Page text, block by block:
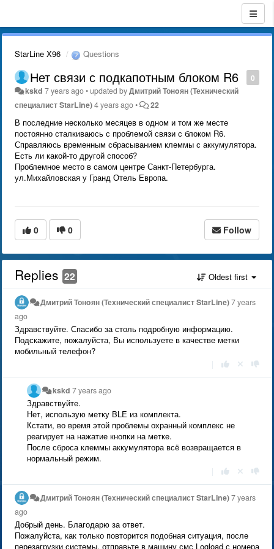
StarLine X96 Questions
0
Нет связи с подкапотным блоком R6
kskd 7 years ago•updated byДмитрий Тонoян (Технический
специалист StarLine)4 years ago• 22
В последние несколько месяцев в одном и том же месте
постоянно сталкиваюсь с проблемой связи с блоком R6.
Справляюсь временным сбрасыванием клеммы с аккумулятора.
Есть ли какой-то другой способ?
Проблемное место в самом центре Санкт-Петербурга.
ул.Михайловская у Гранд Отель Европа.
0 0 Follow
Replies 22 Oldest first
Дмитрий Тонoян (Технический специалист StarLine)7 years
ago
Здравствуйте. Спасибо за столь подробную информацию.
Подскажите, пожалуйста, Вы используете в качестве метки
мобильный телефон?
kskd 7 years ago
Здравствуйте.
Нет, использую метку BLE из комплекта.
Кстати, во время этой проблемы охранный комплекс не
реагирует на нажатие кнопки на метке.
После сброса клеммы аккумулятора всё возвращается в
нормальный режим.
Дмитрий Тонoян (Технический специалист StarLine)7 years
ago
Добрый день. Благодарю за ответ.
Пожалуйста, как только повторится подобная ситуация, после
перезагрузки системы, отправьте в машину смс Logload с номера